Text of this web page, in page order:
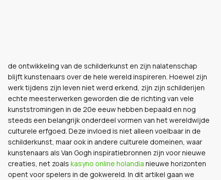
de ontwikkeling van de schilderkunst en zijn nalatenschap
blijft kunstenaars over de hele wereld inspireren. Hoewel zijn
werk tijdens zijn leven niet werd erkend, zijn zijn schilderijen
echte meesterwerken geworden die de richting van vele
kunststromingen in de 20e eeuw hebben bepaald en nog
steeds een belangrijk onderdeel vormen van het wereldwijde
culturele erfgoed. Deze invloed is niet alleen voelbaar in de
schilderkunst, maar ook in andere culturele domeinen, waar
kunstenaars als Van Gogh inspiratiebronnen zijn voor nieuwe
creaties, net zoals kasyno online holandia nieuwe horizonten
opent voor spelers in de gokwereld. In dit artikel gaan we